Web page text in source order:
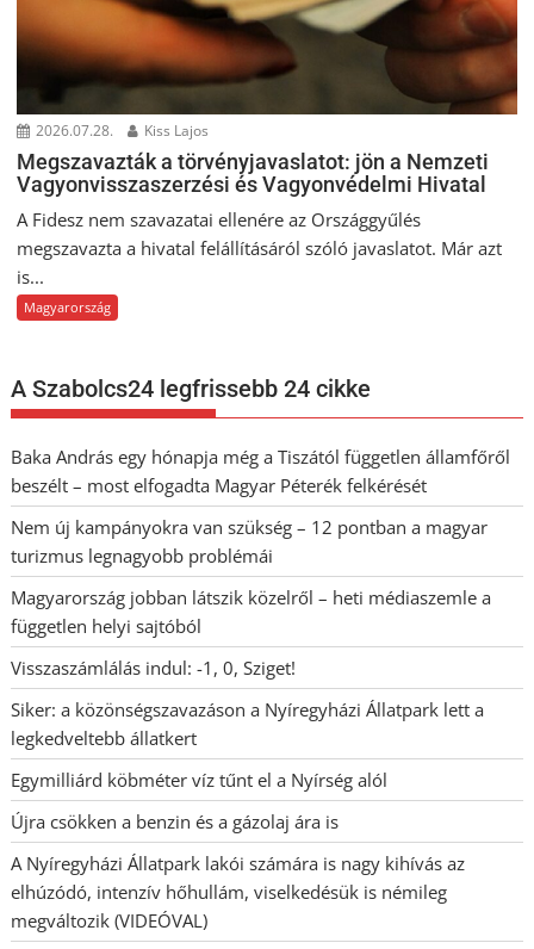
2026.07.28. Kiss Lajos
Megszavazták a törvényjavaslatot: jön a Nemzeti
Vagyonvisszaszerzési és Vagyonvédelmi Hivatal
A Fidesz nem szavazatai ellenére az Országgyűlés
megszavazta a hivatal felállításáról szóló javaslatot. Már azt
is...
Magyarország
A Szabolcs24 legfrissebb 24 cikke
Baka András egy hónapja még a Tiszától független államfőről
beszélt – most elfogadta Magyar Péterék felkérését
Nem új kampányokra van szükség – 12 pontban a magyar
turizmus legnagyobb problémái
Magyarország jobban látszik közelről – heti médiaszemle a
független helyi sajtóból
Visszaszámlálás indul: -1, 0, Sziget!
Siker: a közönségszavazáson a Nyíregyházi Állatpark lett a
legkedveltebb állatkert
Egymilliárd köbméter víz tűnt el a Nyírség alól
Újra csökken a benzin és a gázolaj ára is
A Nyíregyházi Állatpark lakói számára is nagy kihívás az
elhúzódó, intenzív hőhullám, viselkedésük is némileg
megváltozik (VIDEÓVAL)